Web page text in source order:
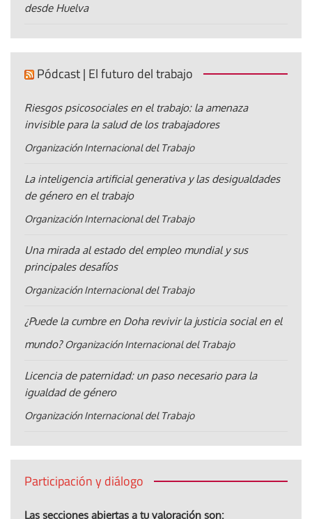
desde Huelva
Pódcast | El futuro del trabajo
Riesgos psicosociales en el trabajo: la amenaza
invisible para la salud de los trabajadores
Organización Internacional del Trabajo
La inteligencia artificial generativa y las desigualdades
de género en el trabajo
Organización Internacional del Trabajo
Una mirada al estado del empleo mundial y sus
principales desafíos
Organización Internacional del Trabajo
¿Puede la cumbre en Doha revivir la justicia social en el
mundo? Organización Internacional del Trabajo
Licencia de paternidad: un paso necesario para la
igualdad de género
Organización Internacional del Trabajo
Participación y diálogo
Las secciones abiertas a tu valoración son: